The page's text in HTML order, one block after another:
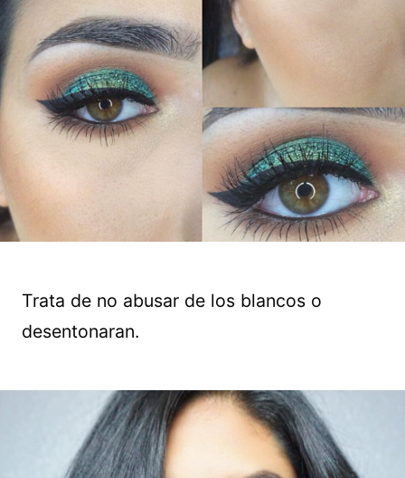
Trata de no abusar de los blancos o
desentonaran.